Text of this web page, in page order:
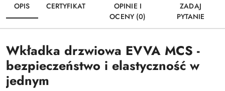
OPIS CERTYFIKAT
OPINIE I
OCENY (0)
ZADAJ
PYTANIE
Wkładka drzwiowa EVVA MCS -
bezpieczeństwo i elastyczność w
jednym